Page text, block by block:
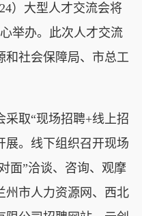
）大型人才交流会将
举办。此次人才交流
和社会保障局、市总工
取“现场招聘+线上招
展。线下组织召开现场
面”洽谈、咨询、观摩
州市人力资源网、西北